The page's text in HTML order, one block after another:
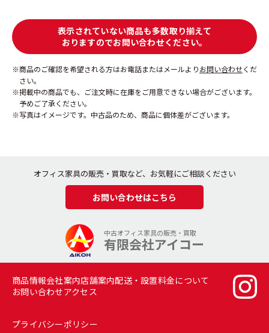
表示されていない商品も多数取り揃えて
おりますのでお問い合わせください。
商品のご確認を希望される方はお電話またはメールよりお問い合わせくだ
さい。
掲載中の商品でも、ご注文時に在庫をご用意できない場合がございます。
予めご了承ください。
写真はイメージです。中古品のため、商品に個体差がございます。
オフィス家具の販売・買取など、お気軽にご相談ください
お問い合わせはこちら
中古オフィス家具の販売・買取
有限会社アイコー
商品情報会社案内店舗案内配送・設置料金について
お問い合わせアクセス
プライバシーポリシー